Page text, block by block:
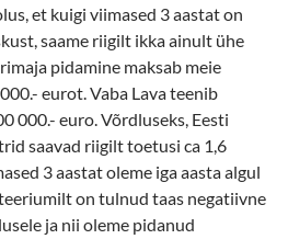
et kuigi viimased 3 aastat on
saame riigilt ikka ainult ühe
pidamine maksab meie
eurot. Vaba Lava teenib
000.- euro. Võrdluseks, Eesti
saavad riigilt toetusi ca 1,6
3 aastat oleme iga aasta algul
on tulnud taas negatiivne
ja nii oleme pidanud